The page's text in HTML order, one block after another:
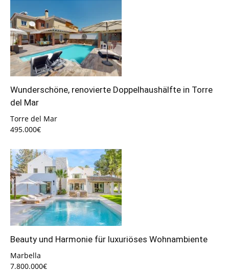
Wunderschöne, renovierte Doppelhaushälfte in Torre
del Mar
Torre del Mar
495.000€
Beauty und Harmonie für luxuriöses Wohnambiente
Marbella
7.800.000€